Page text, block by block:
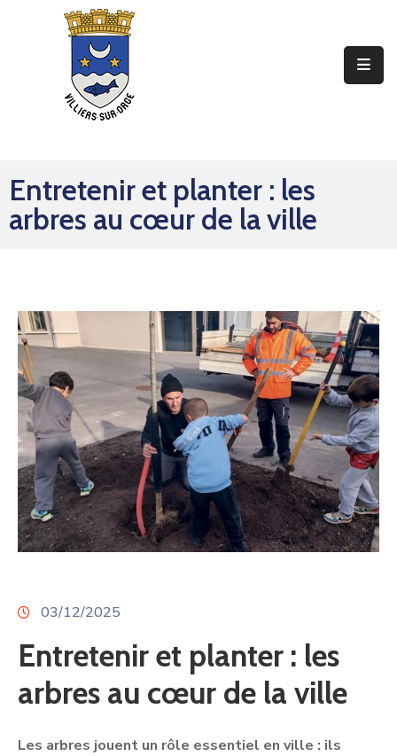
Mes
Sorties
Contact
Entretenir et planter : les
arbres au cœur de la ville
03/12/2025
Entretenir et planter : les
arbres au cœur de la ville
Les arbres jouent un rôle essentiel en ville : ils